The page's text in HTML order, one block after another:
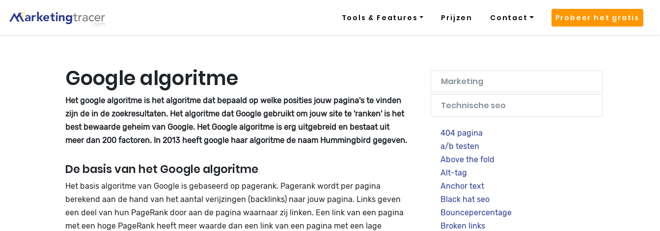
Tools & Features Prijzen Contact Probeer het gratis
Google algoritme
Het google algoritme is het algoritme dat bepaald op welke posities jouw pagina's te vinden
zijn de in de zoekresultaten. Het algoritme dat Google gebruikt om jouw site te 'ranken' is het
best bewaarde geheim van Google. Het Google algoritme is erg uitgebreid en bestaat uit
meer dan 200 factoren. In 2013 heeft google haar algoritme de naam Hummingbird gegeven.
De basis van het Google algoritme
Het basis algoritme van Google is gebaseerd op pagerank. Pagerank wordt per pagina
berekend aan de hand van het aantal verijzingen (backlinks) naar jouw pagina. Links geven
een deel van hun PageRank door aan de pagina waarnaar zij linken. Een link van een pagina
met een hoge PageRank heeft meer waarde dan een link van een pagina met een lage
Marketing
Technische seo
404 pagina
a/b testen
Above the fold
Alt-tag
Anchor text
Black hat seo
Bouncepercentage
Broken links